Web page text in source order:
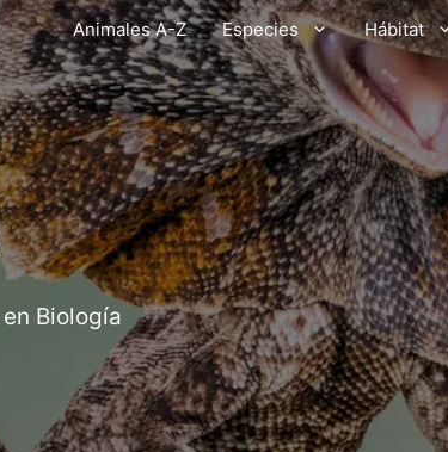
Animales A-Z Especies Hábitat
Biología